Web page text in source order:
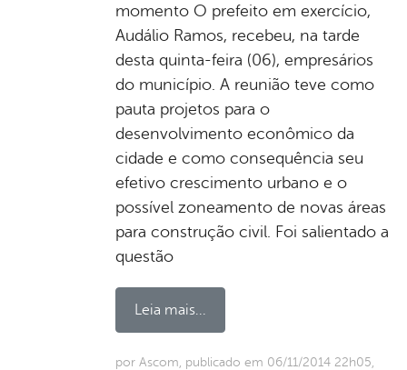
momento O prefeito em exercício,
Audálio Ramos, recebeu, na tarde
desta quinta-feira (06), empresários
do município. A reunião teve como
pauta projetos para o
desenvolvimento econômico da
cidade e como consequência seu
efetivo crescimento urbano e o
possível zoneamento de novas áreas
para construção civil. Foi salientado a
questão
Leia mais...
por Ascom, publicado em 06/11/2014 22h05,